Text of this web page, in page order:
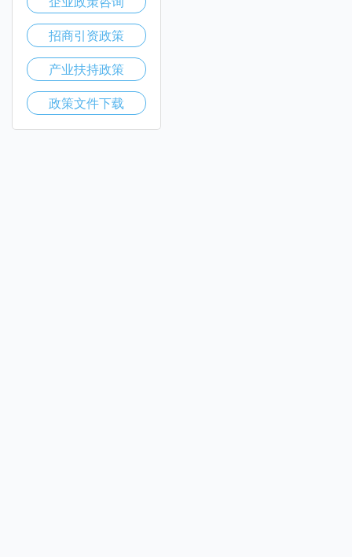
招商引资政策
产业扶持政策
政策文件下载